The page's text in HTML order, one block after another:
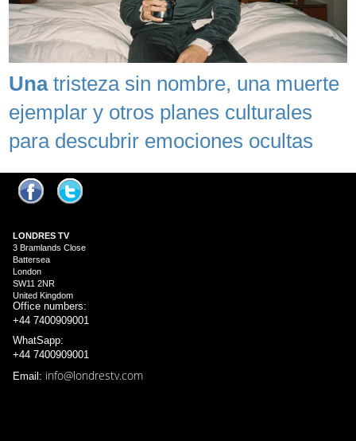
Unatristeza sin nombre, una muerte
ejemplar y otros planes culturales
para descubrir emociones ocultas
LONDRES TV
3 Bramlands Close
Battersea
London
SW11 2NR
United Kingdom
Office numbers:
+44 7400909001
WhatSapp:
+44 7400909001
Email: info@londrestv.com